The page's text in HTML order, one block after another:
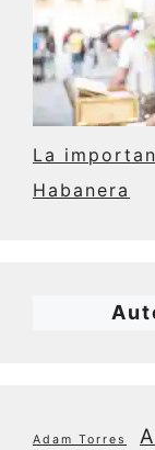
La
Habanera
Adam Torres